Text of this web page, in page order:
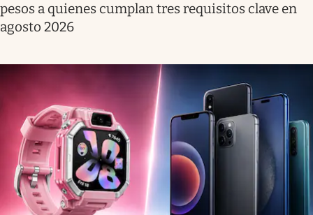
pesos a quienes cumplan tres requisitos clave en
agosto 2026